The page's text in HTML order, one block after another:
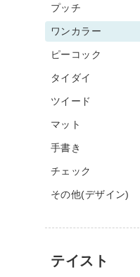
プッチ
ワンカラー
ピーコック
タイダイ
ツイード
マット
手書き
チェック
その他(デザイン)
テイスト